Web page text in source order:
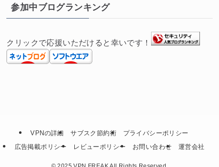
参加中ブログランキング
クリックで応援いただけると幸いです！
VPNの詳細 サブスク節約術
プライバシーポリシー
広告掲載ポリシー
レビューポリシー お問い合わせ 運営会社